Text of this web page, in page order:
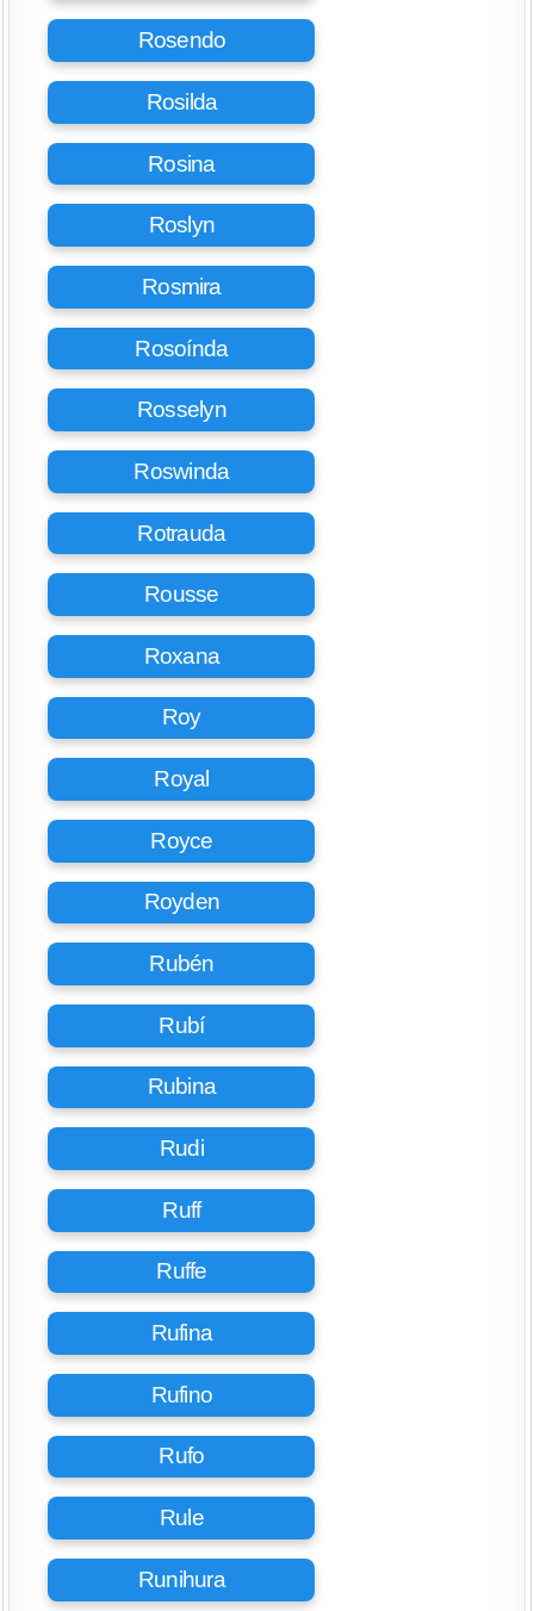
Rosendo
Rosilda
Rosina
Roslyn
Rosmira
Rosoínda
Rosselyn
Roswinda
Rotrauda
Rousse
Roxana
Roy
Royal
Royce
Royden
Rubén
Rubí
Rubina
Rudi
Ruff
Ruffe
Rufina
Rufino
Rufo
Rule
Runihura